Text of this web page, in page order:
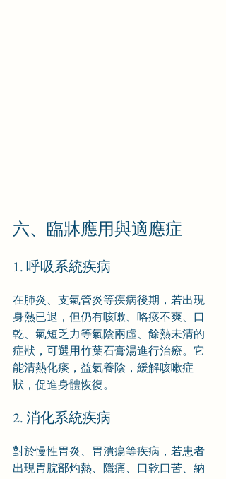
六、臨牀應用與適應症
1. 呼吸系統疾病
在肺炎、支氣管炎等疾病後期，若出現
身熱已退，但仍有咳嗽、咯痰不爽、口
乾、氣短乏力等氣陰兩虛、餘熱未清的
症狀，可選用竹葉石膏湯進行治療。它
能清熱化痰，益氣養陰，緩解咳嗽症
狀，促進身體恢復。
2. 消化系統疾病
對於慢性胃炎、胃潰瘍等疾病，若患者
出現胃脘部灼熱、隱痛、口乾口苦、納